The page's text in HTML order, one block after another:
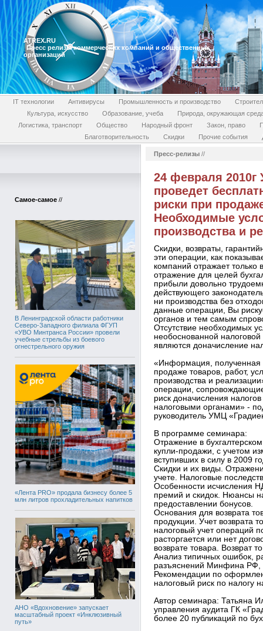
ATREX.RU
Пресс релизы коммерческих компаний и общественных
организаций
IT технологии Антивирусы Промышленность и производство
Культура, искусство
Образование, учеба
Природа, окружающая
Логистика, транспорт
Общество Народный фронт Закон, право
Благотворительность
Скидки Прочие события
Самое-самое //
В Ленинградской области работники
Северо-Западного филиала ФГУП
«УВО Минтранса России» провели
учебные стрельбы из боевого
огнестрельного оружия
«Лента PRO» продала бизнесу более 5
млн литров прохладительных напитков
АНО «Вдохновение» запускает
масштабный проект «Инклюзивный
путь»
Пресс-релизы //
24 февраля
проведет
риски при
Необходимые
производства и
Скидки, возвраты,
эти операции, как
компаний отражает только
отражение для целей
прибыли довольно
действующего
ни производства без
данные операции, Вы
органов и тем самым
Отсутствие необходимых
необоснованной
являются доначисление
«Информация, полученная
продаже товаров, работ,
производства и
операции,
риск доначисления
налоговыми органами» -
руководитель УМЦ
В программе семинара:
Отражение в
купли-продажи, с учетом
вступивших в силу в 2009
Скидки и их виды.
учете. Налоговые
Особенности исчисления
премий и скидок. Нюансы
предоставлении бонусов.
Основания для возврата
продукции. Учет возврата
налоговый учет операций
расторгается или нет
возврате товара. Возврат
Анализ типичных ошибок,
разъяснений Минфина РФ,
Рекомендации по
налоговый риск по налогу
Автор семинара: Татьяна
управления аудита ГК
более 20 публикаций по